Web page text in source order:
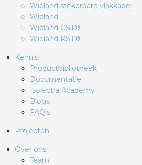
Wieland stekerbare vlakkabel
Wieland
Wieland GST®
Wieland RST®
Kennis
Productbibliotheek
Documentatie
Isolectra Academy
Blogs
FAQ's
Projecten
Over ons
Team